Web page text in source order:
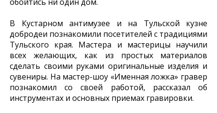
В Кустарном антимузее и на Тульской кузне
добродеи познакомили посетителей с традициями
Тульского края. Мастера и мастерицы научили
всех желающих, как из простых материалов
сделать своими руками оригинальные изделия и
сувениры. На мастер-шоу «Именная ложка» гравер
познакомил со своей работой, рассказал об
инструментах и основных приемах гравировки.